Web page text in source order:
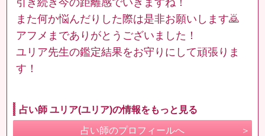
また何か悩んだりした際は是非お願いします🙇
アフメまでありがとうございました！
ユリア先生の鑑定結果をお守りにして頑張りま
す！
占い師 ユリア(ユリア)の情報をもっと見る
占い師のプロフィールへ